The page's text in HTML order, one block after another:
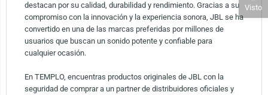
destacan por su calidad, durabilidad y rendimiento. Gracias a su
compromiso con la innovación y la experiencia sonora, JBL se ha
convertido en una de las marcas preferidas por millones de
usuarios que buscan un sonido potente y confiable para
cualquier ocasión.
En TEMPLO, encuentras productos originales de JBL con la
seguridad de comprar a un partner de distribuidores oficiales y
Visto